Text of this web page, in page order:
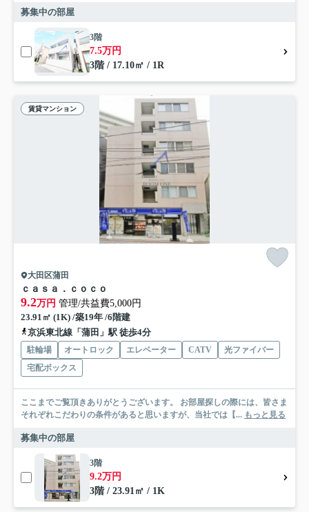
募集中の部屋
3階
7.5万円
3階 / 17.10㎡ / 1R
賃貸マンション
大田区蒲田
ｃａｓａ．ｃｏｃｏ
9.2万円 管理/共益費5,000円
23.91㎡ (1K) /築19年 /6階建
京浜東北線「蒲田」駅 徒歩4分
駐輪場 オートロック エレベーター CATV
光ファイバー
宅配ボックス
ここまでご覧頂きありがとうございます。 お部屋探しの際には、皆さま
それぞれこだわりの条件があると思いますが、当社では【... もっと見る
募集中の部屋
3階
9.2万円
3階 / 23.91㎡ / 1K